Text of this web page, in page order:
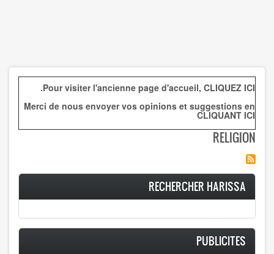
Pour visiter l'ancienne page d'accueil, CLIQUEZ ICI
.
Merci de nous envoyer vos opinions et suggestions en
CLIQUANT ICI
RELIGION
RECHERCHER HARISSA
PUBLICITES